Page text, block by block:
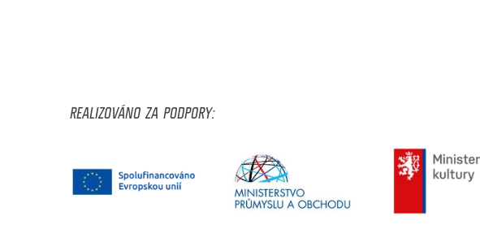
REALIZOVÁNO ZA PODPORY: